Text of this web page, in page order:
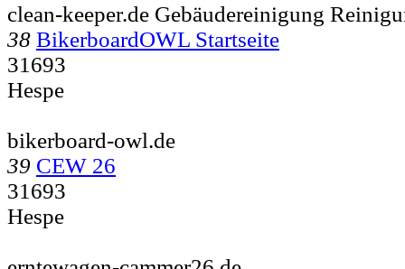
clean-keeper.de Gebäudereinigung
38 BikerboardOWL Startseite
31693
Hespe
bikerboard-owl.de
39 CEW 26
31693
Hespe